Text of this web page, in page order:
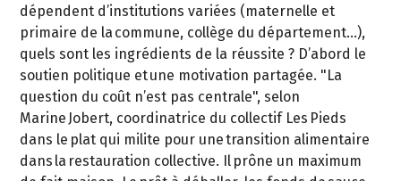
dépendent d’institutions variées (maternelle et
primaire de la commune, collège du département…),
quels sont les ingrédients de la réussite ? D’abord le
soutien politique et une motivation partagée. "La
question du coût n’est pas centrale", selon
Marine Jobert, coordinatrice du collectif Les Pieds
dans le plat qui milite pour une transition alimentaire
dans la restauration collective. Il prône un maximum